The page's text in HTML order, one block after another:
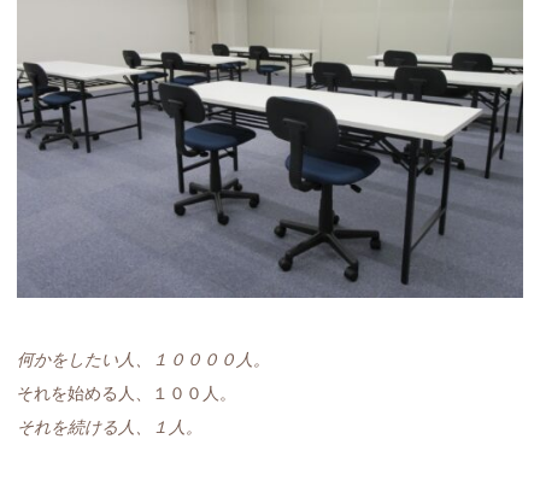
何かをしたい人、１００００人。
それを始める人、１００人。
それを続ける人、１人。